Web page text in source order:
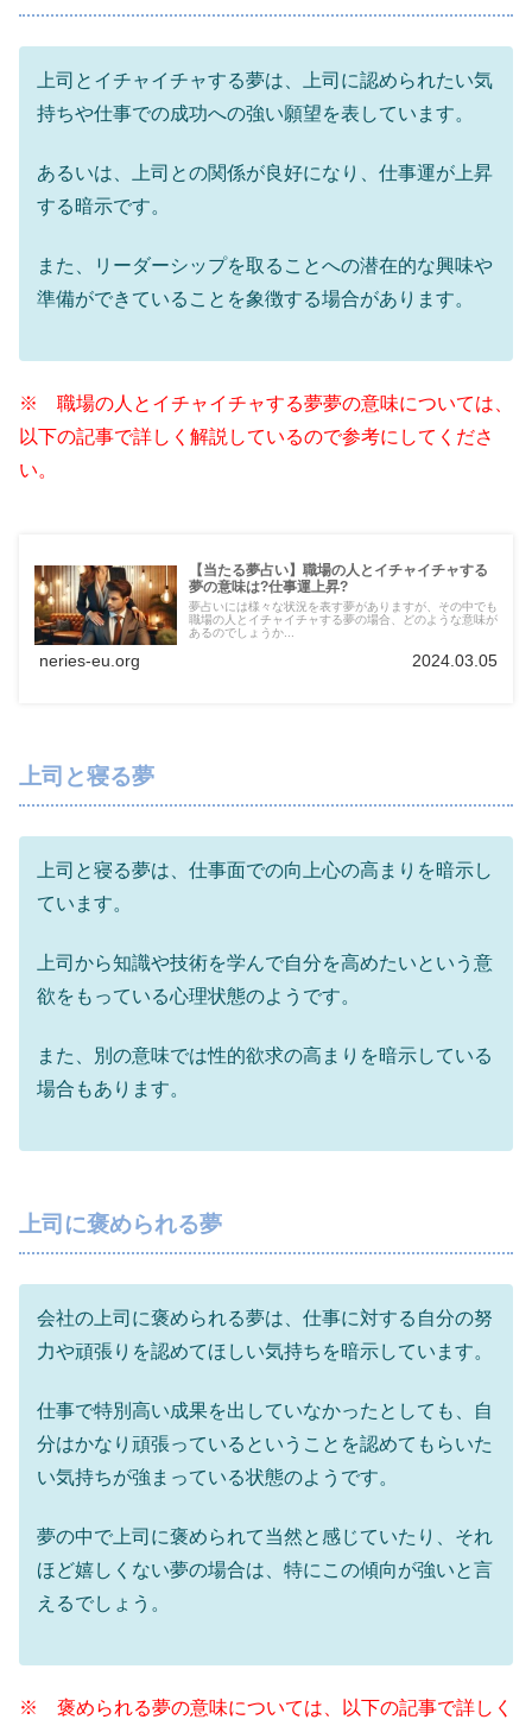
上司とイチャイチャする夢は、上司に認められたい気
持ちや仕事での成功への強い願望を表しています。
あるいは、上司との関係が良好になり、仕事運が上昇
する暗示です。
また、リーダーシップを取ることへの潜在的な興味や
準備ができていることを象徴する場合があります。
※ 職場の人とイチャイチャする夢夢の意味については、
以下の記事で詳しく解説しているので参考にしてくださ
い。
【当たる夢占い】職場の人とイチャイチャする
夢の意味は?仕事運上昇?
夢占いには様々な状況を表す夢がありますが、その中でも
職場の人とイチャイチャする夢の場合、どのような意味が
あるのでしょうか...
neries-eu.org 2024.03.05
上司と寝る夢
上司と寝る夢は、仕事面での向上心の高まりを暗示し
ています。
上司から知識や技術を学んで自分を高めたいという意
欲をもっている心理状態のようです。
また、別の意味では性的欲求の高まりを暗示している
場合もあります。
上司に褒められる夢
会社の上司に褒められる夢は、仕事に対する自分の努
力や頑張りを認めてほしい気持ちを暗示しています。
仕事で特別高い成果を出していなかったとしても、自
分はかなり頑張っているということを認めてもらいた
い気持ちが強まっている状態のようです。
夢の中で上司に褒められて当然と感じていたり、それ
ほど嬉しくない夢の場合は、特にこの傾向が強いと言
えるでしょう。
※ 褒められる夢の意味については、以下の記事で詳しく